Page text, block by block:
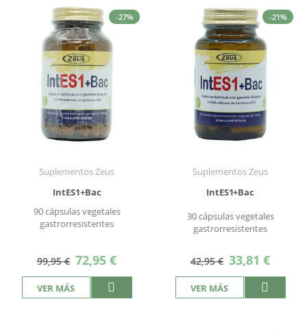
-27%
Suplementos Zeus
IntES1+Bac
90 cápsulas vegetales
gastrorresistentes
99,95 € Precio
especial
72,95 €
VER MÁS
-21%
Suplementos Zeus
IntES1+Bac
30 cápsulas vegetales
gastrorresistentes
42,95 € Precio
especial
33,81 €
VER MÁS